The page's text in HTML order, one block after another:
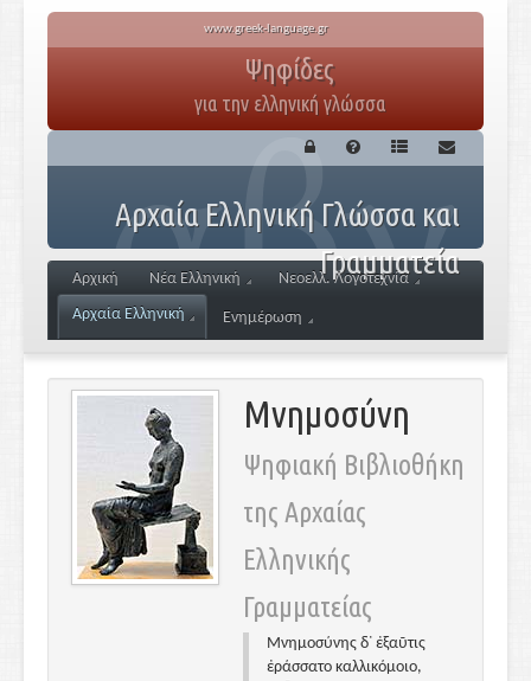
www.greek-language.gr
Ψηφίδες
για την ελληνική γλώσσα
Αρχαία Ελληνική Γλώσσα και
Γραμματεία
Αρχική Νέα Ελληνική
Νεοελλ. Λογοτεχνία
Αρχαία Ελληνική
Ενημέρωση
Μνημοσύνη
Ψηφιακή Βιβλιοθήκη
της Αρχαίας
Ελληνικής
Γραμματείας
Μνημοσύνης δ᾽ ἐξαῦτις
ἐράσσατο καλλικόμοιο,